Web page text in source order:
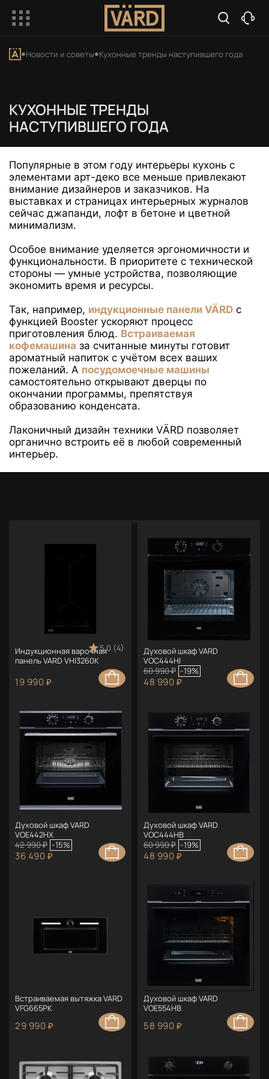
Новости и советы Кухонные тренды наступившего года
КУХОННЫЕ ТРЕНДЫ
НАСТУПИВШЕГО ГОДА
Популярные в этом году интерьеры кухонь с
элементами арт-деко все меньше привлекают
внимание дизайнеров и заказчиков. На
выставках и страницах интерьерных журналов
сейчас джапанди, лофт в бетоне и цветной
минимализм.
Особое внимание уделяется эргономичности и
функциональности. В приоритете с технической
стороны — умные устройства, позволяющие
экономить время и ресурсы.
Так, например, индукционные панели VÄRD с
функцией Booster ускоряют процесс
приготовления блюд. Встраиваемая
кофемашина за считанные минуты готовит
ароматный напиток с учётом всех ваших
пожеланий. А посудомоечные машины
самостоятельно открывают дверцы по
окончании программы, препятствуя
образованию конденсата.
Лаконичный дизайн техники VÄRD позволяет
органично встроить её в любой современный
интерьер.
5.0 (4)
Индукционная варочная
панель VARD VHI3260K
19 990 ₽
Духовой шкаф VARD
VOC444HI
60 990 ₽ -19%
48 990 ₽
Духовой шкаф VARD
VOE442HX
42 990 ₽ -15%
36 490 ₽
Духовой шкаф VARD
VOC444HB
60 990 ₽ -19%
48 990 ₽
Встраиваемая вытяжка VARD
VFG665PK
29 990 ₽
Духовой шкаф VARD
VOE554HB
58 990 ₽